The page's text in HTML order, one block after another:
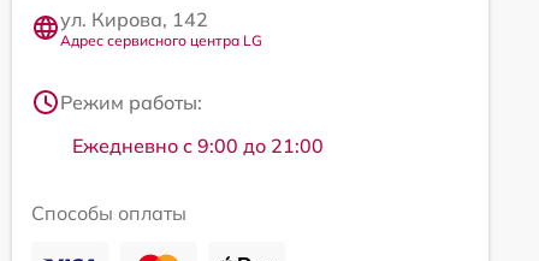
ул. Кирова, 142
Адрес сервисного центра LG
Режим работы:
Ежедневно с 9:00 до 21:00
Способы оплаты